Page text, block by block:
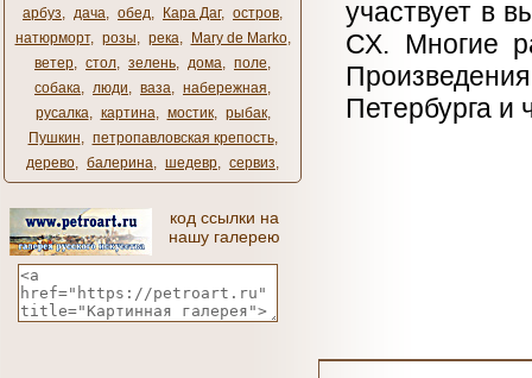
арбуз, дача, обед, Кара Даг, остров,
натюрморт, розы, река, Mary de Marko,
ветер, стол, зелень, дома, поле,
собака, люди, ваза, набережная,
русалка, картина, мостик, рыбак,
Пушкин, петропавловская крепость,
дерево, балерина, шедевр, сервиз,
код ссылки на
нашу галерею
участвует в
СХ. Многие
Петербурга и